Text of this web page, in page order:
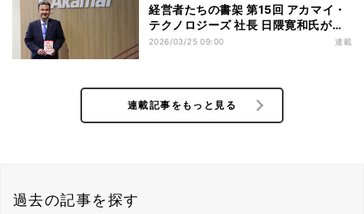
経営者たちの書架 第15回 アカマイ・
テクノロジーズ 社長 日隈寛和氏が選
ぶ一冊『チーズはどこへ消えた？』
2026/03/25 09:00 連載
連載記事をもっと見る
過去の記事を探す